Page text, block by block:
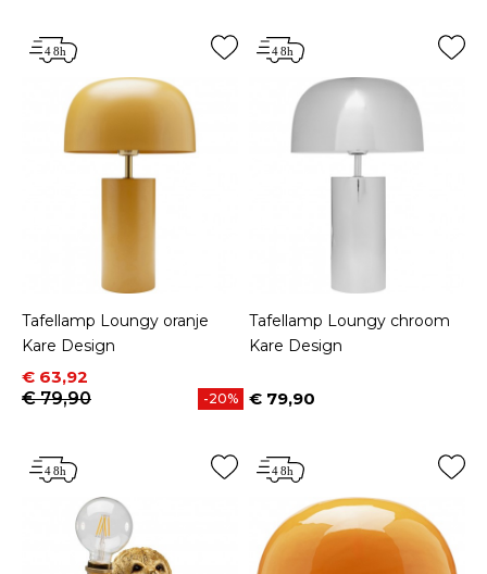
Tafellamp Loungy oranje
Kare Design
Prijs
€ 63,92
Normale prijs
€ 79,90
-20%
Tafellamp Loungy chroom
Kare Design
Prijs
€ 79,90